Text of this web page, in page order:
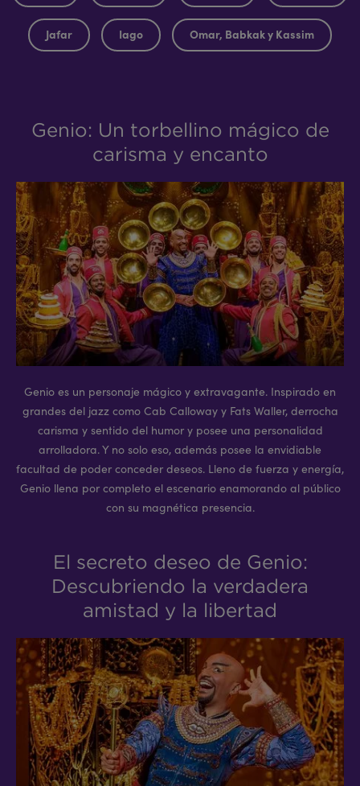
Jafar Iago Omar, Babkak y Kassim
Genio es un personaje mágico y extravagante. Inspirado en
grandes del jazz como Cab Calloway y Fats Waller, derrocha
carisma y sentido del humor y posee una personalidad
arrolladora. Y no solo eso, además posee la envidiable
facultad de poder conceder deseos. Lleno de fuerza y energía,
Genio llena por completo el escenario enamorando al público
con su magnética presencia.
Genio: Un torbellino mágico de
carisma y encanto
El secreto deseo de Genio:
Descubriendo la verdadera
amistad y la libertad